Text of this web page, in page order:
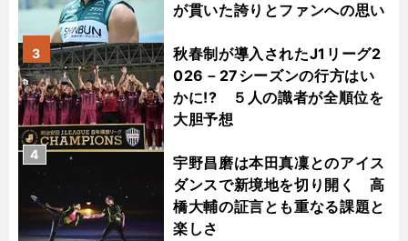
が貫いた誇りとファンへの思い
秋春制が導入されたJ1リーグ2
026－27シーズンの行方はい
かに!? ５人の識者が全順位を
大胆予想
3
宇野昌磨は本田真凜とのアイス
ダンスで新境地を切り開く 高
橋大輔の証言とも重なる課題と
楽しさ
4